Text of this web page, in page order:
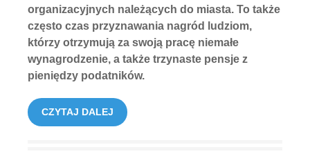
organizacyjnych należących do miasta. To także
często czas przyznawania nagród ludziom,
którzy otrzymują za swoją pracę niemałe
wynagrodzenie, a także trzynaste pensje z
pieniędzy podatników.
CZYTAJ DALEJ